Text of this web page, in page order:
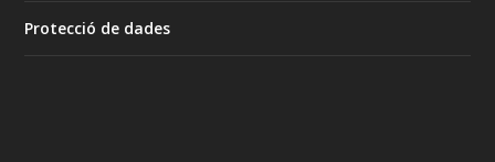
Protecció de dades